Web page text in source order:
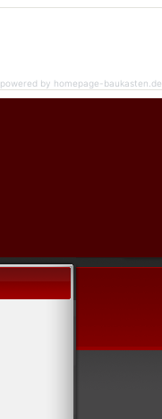
powered by homepage-baukasten.de